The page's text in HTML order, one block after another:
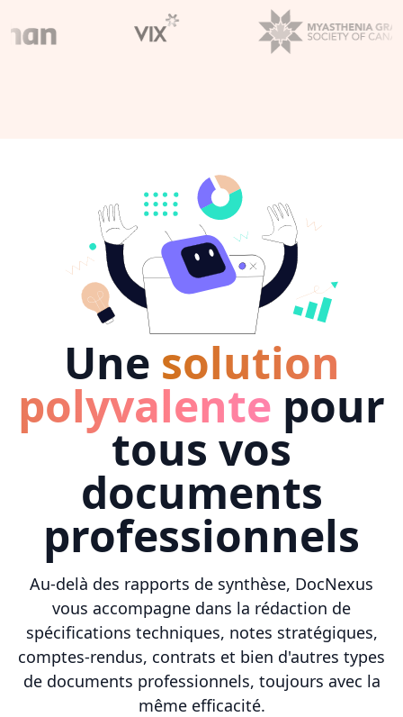
Une solution
polyvalente pour
tous vos
documents
professionnels
Au-delà des rapports de synthèse, DocNexus
vous accompagne dans la rédaction de
spécifications techniques, notes stratégiques,
comptes-rendus, contrats et bien d'autres types
de documents professionnels, toujours avec la
même efficacité.